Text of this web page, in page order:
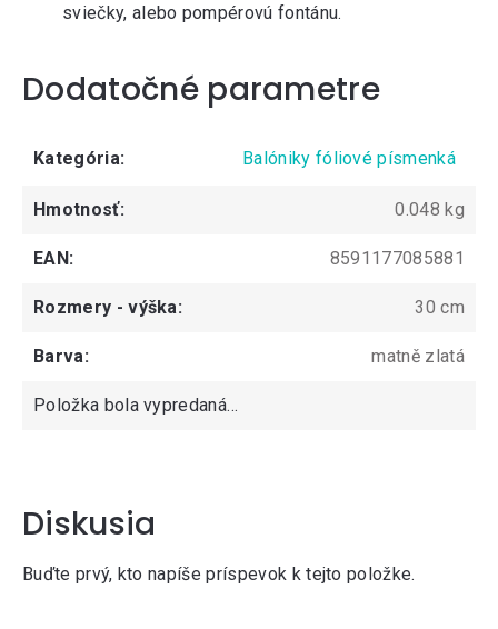
sviečky, alebo pompérovú fontánu.
Dodatočné parametre
Kategória: Balóniky fóliové písmenká
Hmotnosť: 0.048 kg
EAN: 8591177085881
Rozmery - výška: 30 cm
Barva: matně zlatá
Položka bola vypredaná…
Diskusia
Buďte prvý, kto napíše príspevok k tejto položke.